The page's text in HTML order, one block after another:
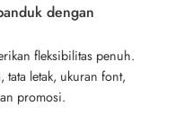
dengan
fleksibilitas penuh.
tata letak, ukuran font,
promosi.